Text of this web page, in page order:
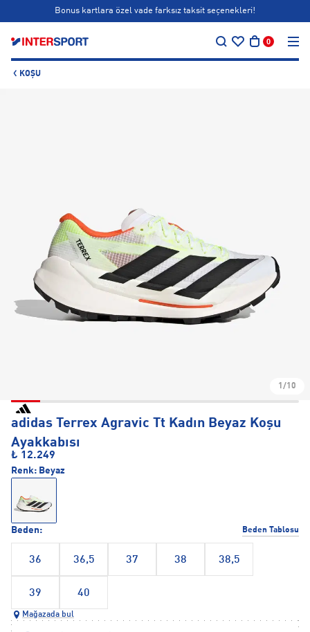
Bonus kartlara özel vade farksız taksit seçenekleri!
0
KOŞU
1/10
adidas Terrex Agravic Tt Kadın Beyaz Koşu
Ayakkabısı
₺ 12.249
Beden: Beden Tablosu
36 36,5 37 38 38,5
39 40
Renk: Beyaz
Mağazada bul